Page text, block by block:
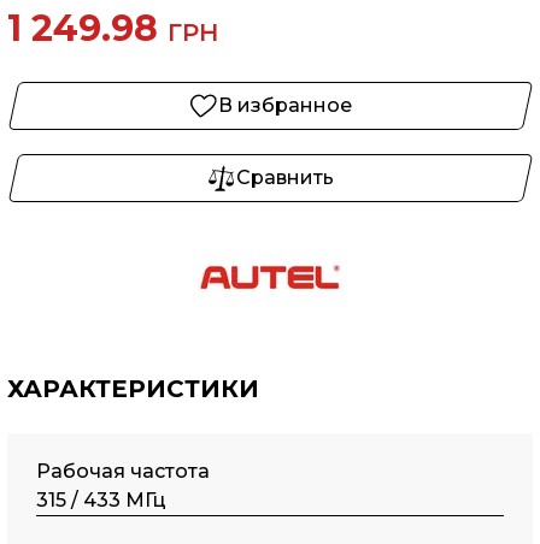
1 249.98 ГРН
В избранное
Сравнить
ХАРАКТЕРИСТИКИ
Рабочая частота
315 / 433 МГц